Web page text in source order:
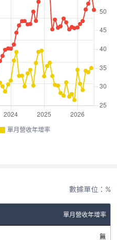
單月營收年增率
數據單位：%
單月營收年增率
無